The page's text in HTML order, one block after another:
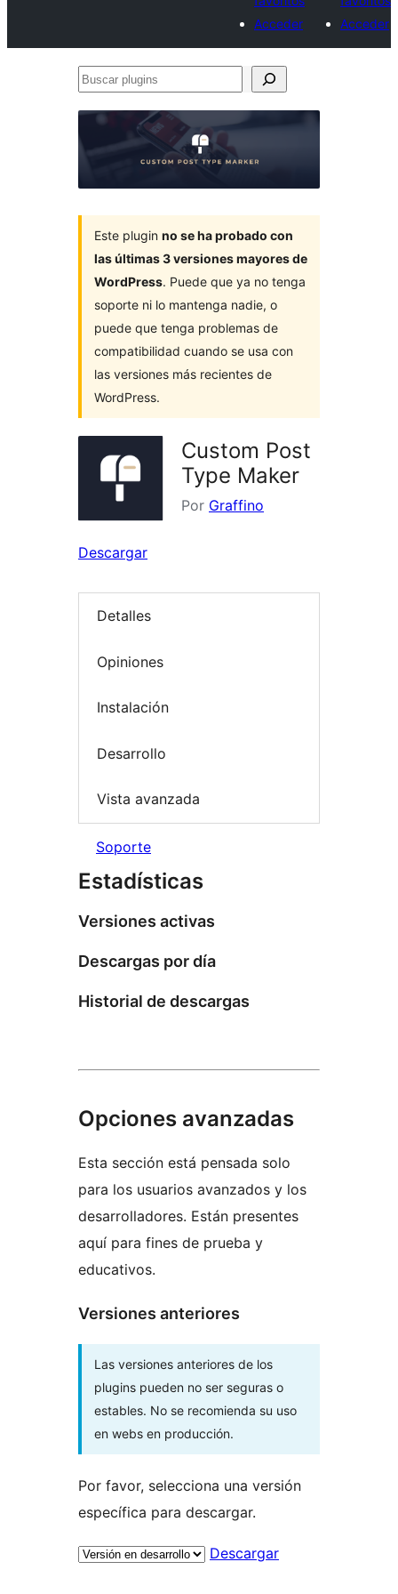
Acceder
Acceder
Buscar
Este plugin no se ha probado con
las últimas 3 versiones mayores de
WordPress. Puede que ya no tenga
soporte ni lo mantenga nadie, o
puede que tenga problemas de
compatibilidad cuando se usa con
las versiones más recientes de
WordPress.
Custom Post
Type Maker
Por Graffino
Descargar
Detalles
Opiniones
Instalación
Desarrollo
Vista avanzada
Soporte
Estadísticas
Versiones activas
Descargas por día
Historial de descargas
Opciones avanzadas
Esta sección está pensada solo
para los usuarios avanzados y los
desarrolladores. Están presentes
aquí para fines de prueba y
educativos.
Versiones anteriores
Las versiones anteriores de los
plugins pueden no ser seguras o
estables. No se recomienda su uso
en webs en producción.
Por favor, selecciona una versión
específica para descargar.
Descargar